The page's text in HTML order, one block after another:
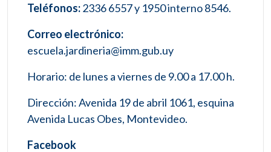
Teléfonos:2336 6557 y 1950 interno 8546.
Correo electrónico:
escuela.jardineria@imm.gub.uy
Horario: de lunes a viernes de 9.00 a 17.00 h.
Dirección: Avenida 19 de abril 1061, esquina
Avenida Lucas Obes, Montevideo.
Facebook